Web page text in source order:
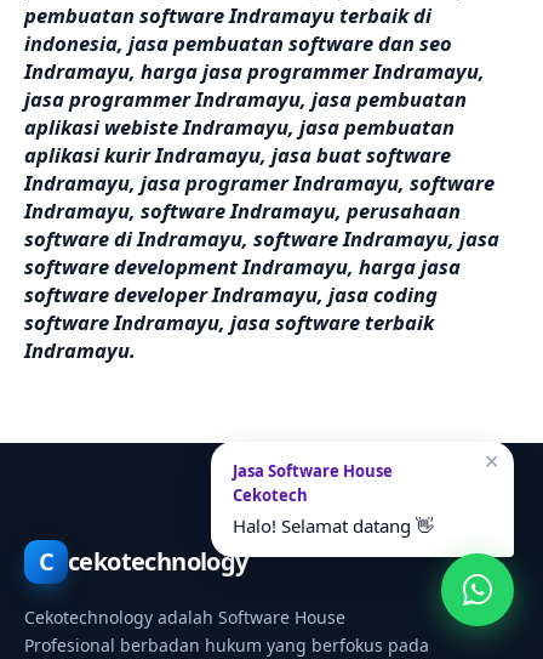
pembuatan software Indramayu terbaik di
indonesia, jasa pembuatan software dan seo
Indramayu, harga jasa programmer Indramayu,
jasa programmer Indramayu, jasa pembuatan
aplikasi webiste Indramayu, jasa pembuatan
aplikasi kurir Indramayu, jasa buat software
Indramayu, jasa programer Indramayu, software
Indramayu, software Indramayu, perusahaan
software di Indramayu, software Indramayu, jasa
software development Indramayu, harga jasa
software developer Indramayu, jasa coding
software Indramayu, jasa software terbaik
Indramayu.
✕
Jasa Software House
Cekotech
Halo! Selamat datang 👋
C cekotechnology
Cekotechnology adalah Software House
Profesional berbadan hukum yang berfokus pada